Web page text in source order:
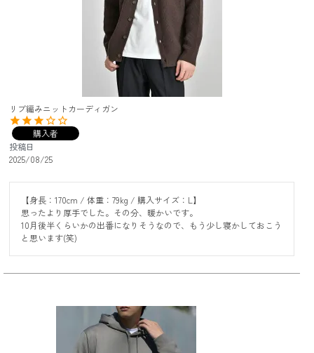
リブ編みニットカーディガン
購入者
投稿日
2025/08/25
【身長：170cm / 体重：79kg / 購入サイズ：L】
思ったより厚手でした。その分、暖かいです。
10月後半くらいかの出番になりそうなので、もう少し寝かしておこう
と思います(笑)